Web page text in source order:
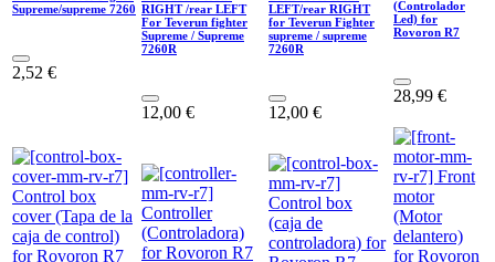
Supreme/supreme 7260
2,52 €
RIGHT /rear LEFT
For Teverun fighter
Supreme / Supreme
7260R
12,00 €
LEFT/rear RIGHT
for Teverun Fighter
supreme / supreme
7260R
12,00 €
(Controlador
Led) for
Rovoron R7
28,99 €